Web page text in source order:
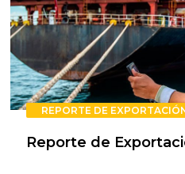
REPORTE DE
Reporte de